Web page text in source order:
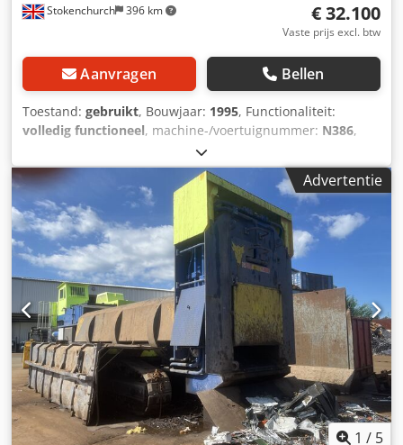
Stokenchurch 396 km € 32.100
Vaste prijs excl. btw
Aanvragen Bellen
Toestand: gebruikt, Bouwjaar: 1995, Functionaliteit:
volledig functioneel, machine-/voertuignummer: N386,
Gebruikte Lefort 420 TE pers-schermachine Iveco-motor
(zeer zuinig op diesel) Alles functioneert naar behoren
Csdpezqtutefx Ah Aerf Kan in bedrijf worden bekeken
Compleet met afstandsbediening
Advertentie
1 / 5